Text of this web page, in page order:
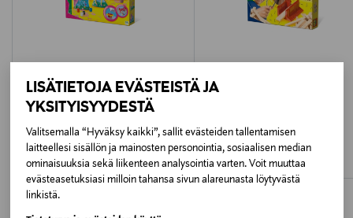
LISÄTIETOJA EVÄSTEISTÄ JA
YKSITYISYYDESTÄ
Valitsemalla “Hyväksy kaikki”, sallit evästeiden tallentamisen
laitteellesi sisällön ja mainosten personointia, sosiaalisen median
ominaisuuksia sekä liikenteen analysointia varten. Voit muuttaa
evästeasetuksiasi milloin tahansa sivun alareunasta löytyvästä
linkistä.
ses vasarasetti, askartelusetti lapsille, kesäloman
askartelupakkaus, värikäs kesäsetti, luova
SES Kipsivalusetti "3D hevoset"
Original Price
26,99 €
SES Puuseppäsetti, Deluxe
Original Price
39,99 €